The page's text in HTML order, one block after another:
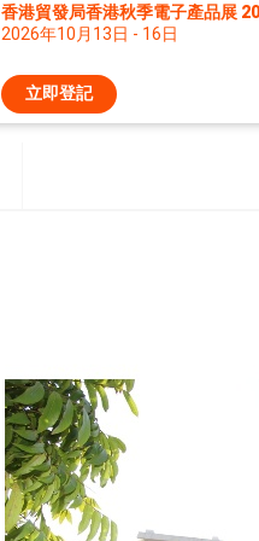
香港貿發局香港秋季電子產品展
2026年10月13日 - 16日
立即登記